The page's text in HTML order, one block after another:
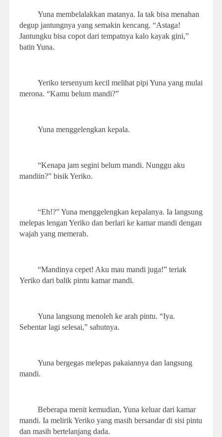
Yuna membelalakkan matanya. Ia tak bisa menahan
degup jantungnya yang semakin kencang. “Astaga!
Jantungku bisa copot dari tempatnya kalo kayak gini,”
batin Yuna.
Yeriko tersenyum kecil melihat pipi Yuna yang mulai
merona. “Kamu belum mandi?”
Yuna menggelengkan kepala.
“Kenapa jam segini belum mandi. Nunggu aku
mandiin?” bisik Yeriko.
“Eh!?” Yuna menggelengkan kepalanya. Ia langsung
melepas lengan Yeriko dan berlari ke kamar mandi dengan
wajah yang memerah.
“Mandinya cepet! Aku mau mandi juga!” teriak
Yeriko dari balik pintu kamar mandi.
Yuna langsung menoleh ke arah pintu. “Iya.
Sebentar lagi selesai,” sahutnya.
Yuna bergegas melepas pakaiannya dan langsung
mandi.
Beberapa menit kemudian, Yuna keluar dari kamar
mandi. Ia melirik Yeriko yang masih bersandar di sisi pintu
dan masih bertelanjang dada.